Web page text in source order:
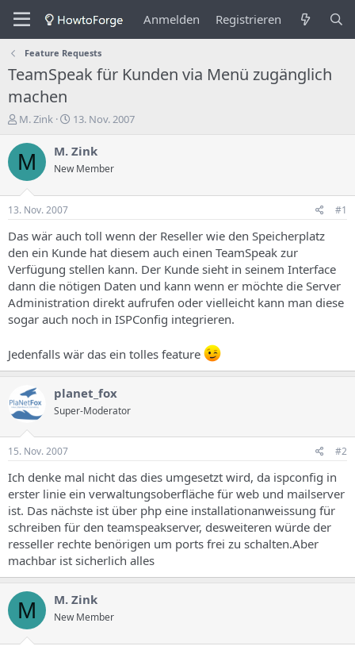
Anmelden Registrieren
Feature Requests
TeamSpeak für Kunden via Menü zugänglich
machen
E
s
t
e
e
r
e
s
T
h
e
a
s
M. Zink
E
s
e
n
g
s
d
a
t
u
13. Nov. 2007
M M. Zink
New Member
13. Nov. 2007 #1
Das wär auch toll wenn der Reseller wie den Speicherplatz
den ein Kunde hat diesem auch einen TeamSpeak zur
Verfügung stellen kann. Der Kunde sieht in seinem Interface
dann die nötigen Daten und kann wenn er möchte die Server
Administration direkt aufrufen oder vielleicht kann man diese
sogar auch noch in ISPConfig integrieren.
Jedenfalls wär das ein tolles feature
planet_fox
Super-Moderator
15. Nov. 2007 #2
Ich denke mal nicht das dies umgesetzt wird, da ispconfig in
erster linie ein verwaltungsoberfläche für web und mailserver
ist. Das nächste ist über php eine installationanweissung für
schreiben für den teamspeakserver, desweiteren würde der
resseller rechte benörigen um ports frei zu schalten.Aber
machbar ist sicherlich alles
M M. Zink
New Member